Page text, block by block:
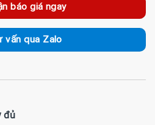
báo giá ngay
vấn qua Zalo
đủ